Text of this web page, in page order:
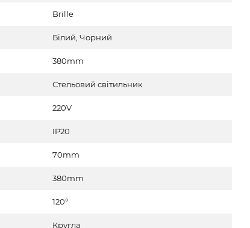
Brille
Білий, Чорний
380mm
Стельовий світильник
220V
IP20
70mm
380mm
120°
Кругла